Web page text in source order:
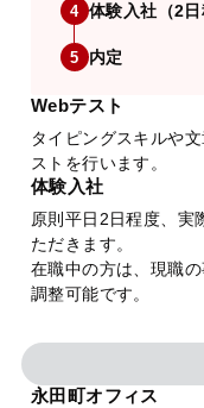
4 体験入社（2日
5 内定
Webテスト
タイピングスキルや
ストを行います。
体験入社
原則平日2日程度、実
ただきます。
在職中の方は、現職
調整可能です。
永田町オフィス